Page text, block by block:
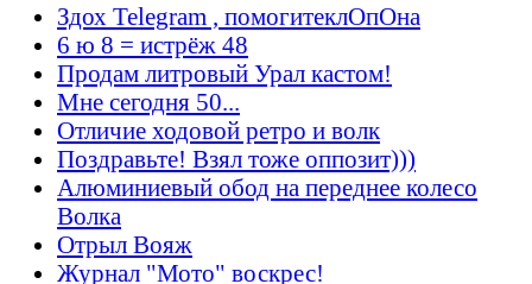
Здох Telegram , помогитеклОпОна
6 ю 8 = истрёж 48
Продам литровый Урал кастом!
Мне сегодня 50...
Отличие ходовой ретро и волк
Поздравьте! Взял тоже оппозит)))
Алюминиевый обод на переднее колесо
Волка
Отрыл Вояж
Журнал "Мото" воскрес!